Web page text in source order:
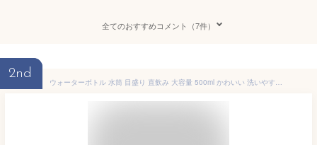
全てのおすすめコメント（7件）
2nd
ウォーターボトル 水筒 目盛り 直飲み 大容量 500ml かわいい 洗いやすい おしゃれ 大容量 携帯便利 男の子 女の子 軽量 耐冷耐熱 四季用 透明 可愛い